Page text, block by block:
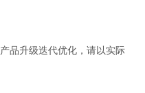
品升级迭代优化，请以实际